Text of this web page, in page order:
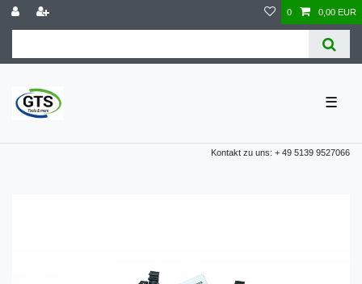
0 0,00 EUR
☰
Kontakt zu uns: + 49 5139 9527066